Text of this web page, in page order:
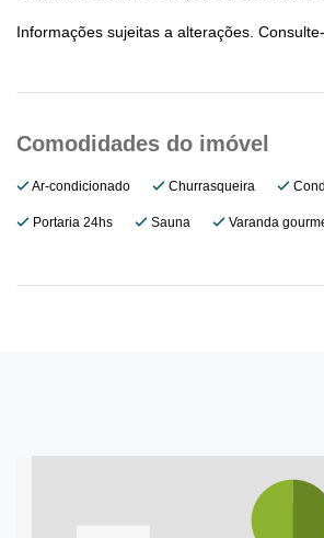
Informações sujeitas a alterações.
Ar-condicionado Churrasqueira
Portaria 24hs Sauna Varanda